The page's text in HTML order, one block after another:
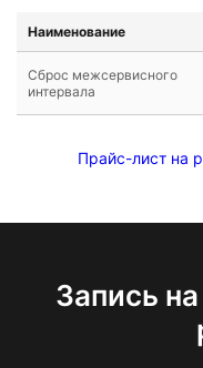
Наименование
Сброс межсервисного
интервала
Прайс-лист на
Запись